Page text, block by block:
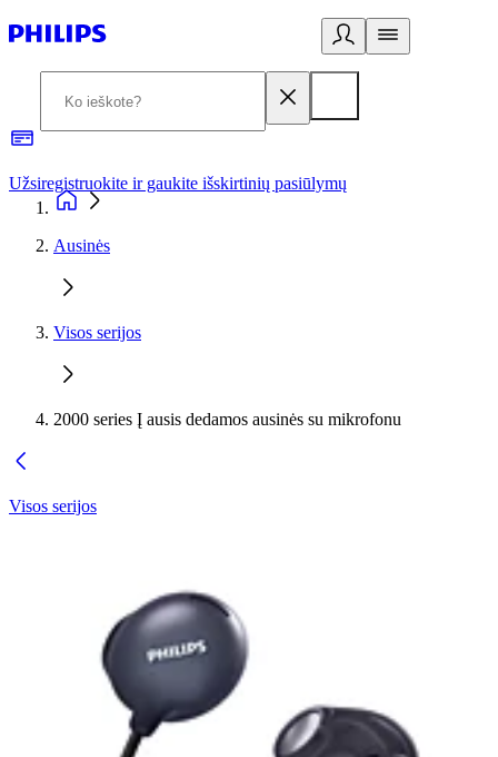
Užsiregistruokite ir gaukite išskirtinių pasiūlymų
Ausinės
Visos serijos
2000 series Į ausis dedamos ausinės su mikrofonu
Visos serijos